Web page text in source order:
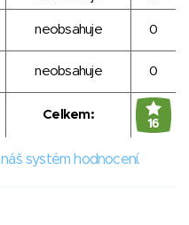
neobsahuje 0
neobsahuje 0
Celkem:
16
systém hodnocení.